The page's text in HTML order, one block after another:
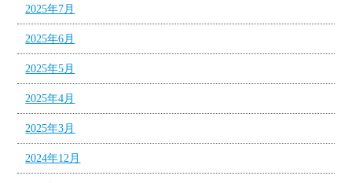
2025年7月
2025年6月
2025年5月
2025年4月
2025年3月
2024年12月